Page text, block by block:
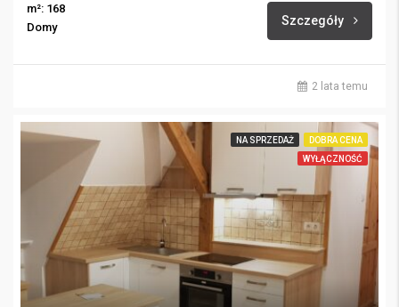
m²: 168
Domy
Szczegóły
2 lata temu
NA SPRZEDAŻ
DOBRA CENA
WYŁĄCZNOŚĆ